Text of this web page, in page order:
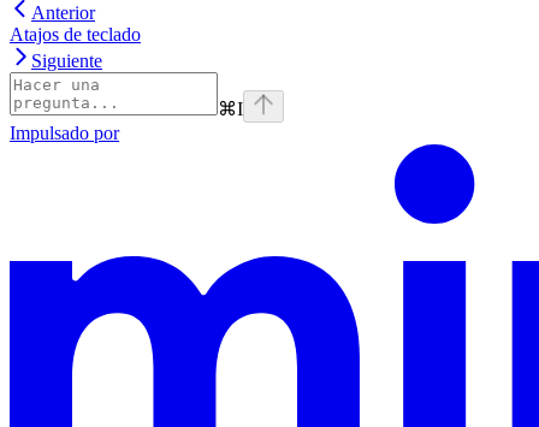
Anterior
Atajos de teclado
Siguiente
⌘I
Impulsado por